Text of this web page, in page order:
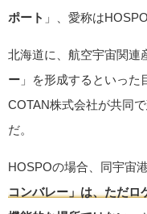
ポート 」、愛称はHOSPO
北海道に、航空宇宙関連
ー 」を形成するといっ
COTAN株式会社が共同
だ。
HOSPOの場合、同宇宙
コンバレー」は、ただロ